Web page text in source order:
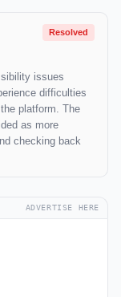
Resolved
issues
difficulties
platform. The
as more
checking back
ADVERTISE HERE